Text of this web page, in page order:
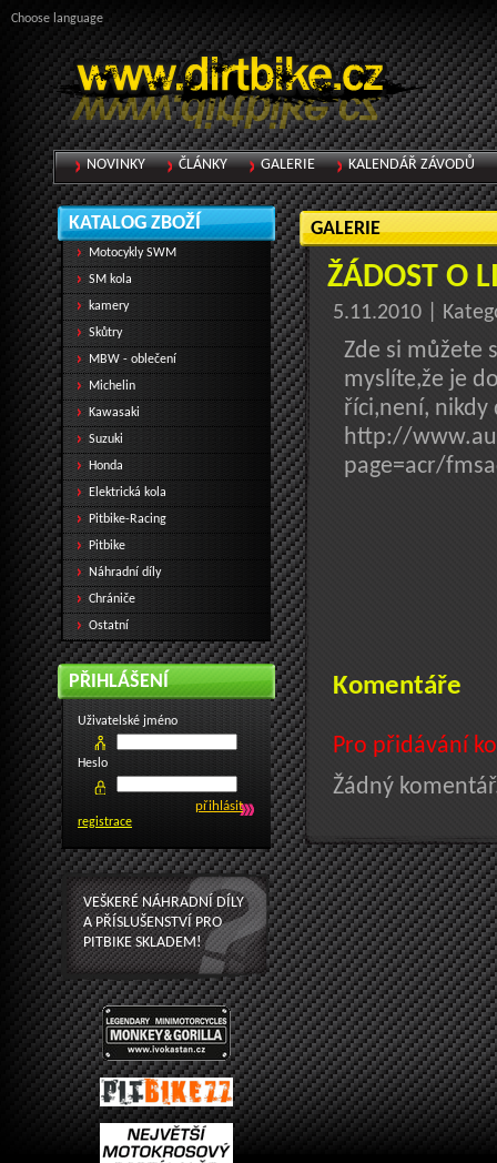
GALERIE
ŽÁDOST O
5.11.2010 |
Zde si můžete
myslíte,že je
říci,není, nikdy
http://
page=acr/
Komentáře
Pro přidávání
Žádný
KATALOG ZBOŽÍ
Motocykly SWM
SM kola
kamery
Skůtry
MBW - oblečení
Michelin
Kawasaki
Suzuki
Honda
Elektrická kola
Pitbike-Racing
Pitbike
Náhradní díly
Chrániče
Ostatní
PŘIHLÁŠENÍ
Uživatelské jméno
Heslo
registrace
VEŠKERÉ NÁHRADNÍ DÍLY
A PŘÍSLUŠENSTVÍ PRO
PITBIKE SKLADEM!
NOVINKY ČLÁNKY GALERIE KALENDÁŘ ZÁVODŮ
Choose language